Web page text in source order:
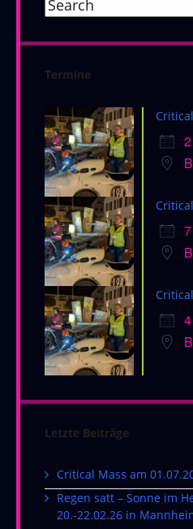
Termine
Letzte Beiträge
Critical Mass am
Regen satt – Sonne im
20.-22.02.26 in